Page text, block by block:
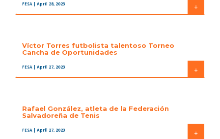
FESA | April 28, 2023 +
Víctor Torres futbolista talentoso Torneo
Cancha de Oportunidades
FESA | April 27, 2023 +
Rafael González, atleta de la Federación
Salvadoreña de Tenis
FESA | April 27, 2023 +